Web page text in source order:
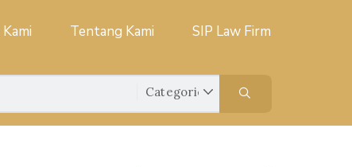
Tentang Kami SIP Law Firm